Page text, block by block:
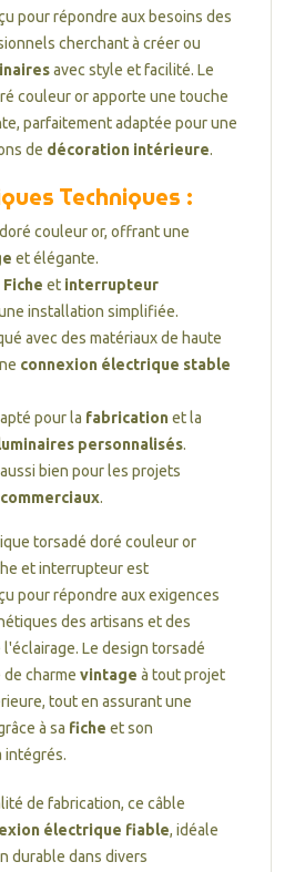
pour répondre aux besoins des
cherchant à créer ou
avec style et facilité. Le
couleur or apporte une touche
parfaitement adaptée pour une
de décoration intérieure.
Techniques :
couleur or, offrant une
et élégante.
Fiche et interrupteur
installation simplifiée.
avec des matériaux de haute
connexion électrique stable
pour la fabricationet la
personnalisés.
bien pour les projets
commerciaux.
torsadé doré couleur or
et interrupteur est
pour répondre aux exigences
des artisans et des
Le design torsadé
charme vintage à tout projet
tout en assurant une
à sa fiche et son
intégrés.
de fabrication, ce câble
électrique fiable, idéale
durable dans divers